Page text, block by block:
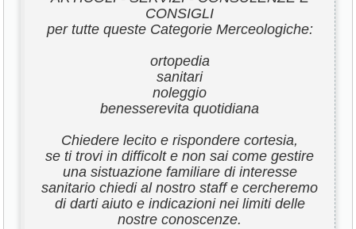
CONSIGLI
per tutte queste Categorie Merceologiche:
ortopedia
sanitari
noleggio
benesserevita quotidiana
Chiedere lecito e rispondere cortesia,
se ti trovi in difficolt e non sai come gestire
una sistuazione familiare di interesse
sanitario chiedi al nostro staff e cercheremo
di darti aiuto e indicazioni nei limiti delle
nostre conoscenze.